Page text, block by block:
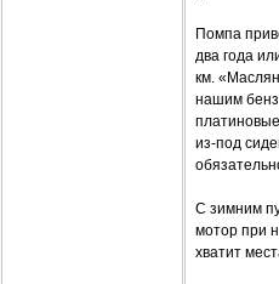
Помпа
два года
км.
нашим
из-под
С зимним
мотор при
хватит